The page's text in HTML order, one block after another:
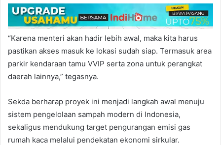
“Karena menteri akan hadir lebih awal, maka kita harus
pastikan akses masuk ke lokasi sudah siap. Termasuk area
parkir kendaraan tamu VVIP serta zona untuk perangkat
daerah lainnya,” tegasnya.
Sekda berharap proyek ini menjadi langkah awal menuju
sistem pengelolaan sampah modern di Indonesia,
sekaligus mendukung target pengurangan emisi gas
rumah kaca melalui pendekatan ekonomi sirkular.